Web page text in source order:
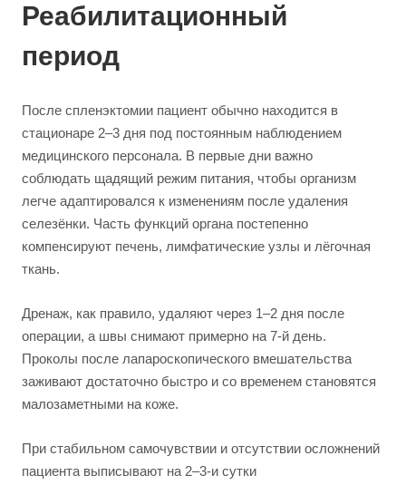
Реабилитационный
период
После спленэктомии пациент обычно находится в
стационаре 2–3 дня под постоянным наблюдением
медицинского персонала. В первые дни важно
соблюдать щадящий режим питания, чтобы организм
легче адаптировался к изменениям после удаления
селезёнки. Часть функций органа постепенно
компенсируют печень, лимфатические узлы и лёгочная
ткань.
Дренаж, как правило, удаляют через 1–2 дня после
операции, а швы снимают примерно на 7-й день.
Проколы после лапароскопического вмешательства
заживают достаточно быстро и со временем становятся
малозаметными на коже.
При стабильном самочувствии и отсутствии осложнений
пациента выписывают на 2–3-и сутки